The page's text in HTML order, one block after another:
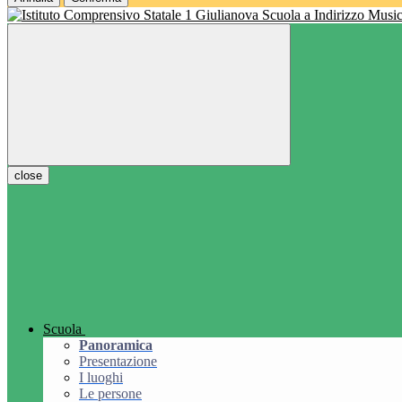
Scuola a Indirizzo
close
Scuola
Panoramica
Presentazione
I luoghi
Le persone